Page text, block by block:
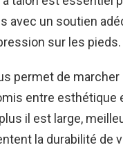
avec un soutien
sur les pieds.
permet de marcher
entre esthétique
il est large,
la durabilité de